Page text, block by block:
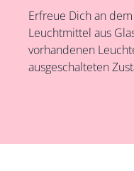
Erfreue Dich an
Leuchtmittel aus
vorhandenen
ausgeschalteten